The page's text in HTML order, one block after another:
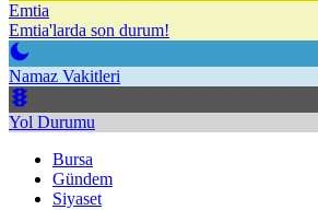
Emtia
Emtia'larda son durum!
Namaz Vakitleri
Yol Durumu
Bursa
Gündem
Siyaset